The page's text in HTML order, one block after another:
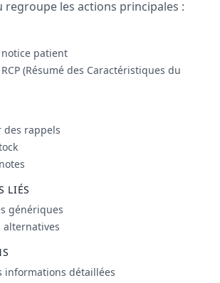
regroupe les actions principales :
patient
(Résumé des Caractéristiques du
des rappels
LIÉS
génériques
informations détaillées